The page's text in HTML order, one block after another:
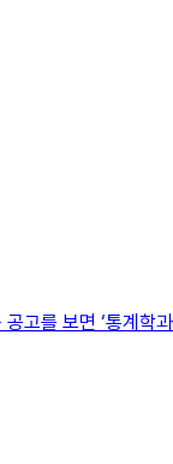
를 보면 ‘통계학